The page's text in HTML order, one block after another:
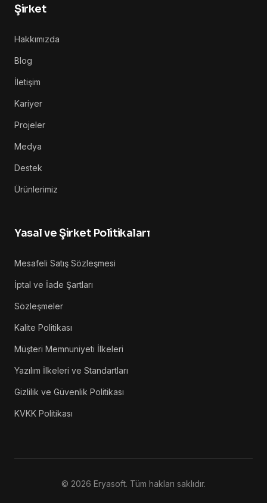
Şirket
Hakkımızda
Blog
İletişim
Kariyer
Projeler
Medya
Destek
Ürünlerimiz
Yasal ve Şirket Politikaları
Mesafeli Satış Sözleşmesi
İptal ve İade Şartları
Sözleşmeler
Kalite Politikası
Müşteri Memnuniyeti İlkeleri
Yazılım İlkeleri ve Standartları
Gizlilik ve Güvenlik Politikası
KVKK Politikası
© 2026 Eryasoft. Tüm hakları saklıdır.